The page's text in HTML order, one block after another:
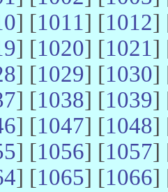
] [1011] [1012]
] [1020] [1021]
] [1029] [1030]
] [1038] [1039]
] [1047] [1048]
] [1056] [1057]
] [1065] [1066]